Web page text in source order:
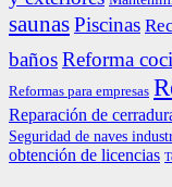
saunasPiscinas
bañosReforma
Reformas para empresas
Reparación de
Seguridad de naves
obtención de licencias